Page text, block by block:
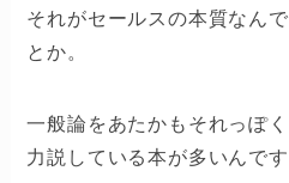
それがセールスの本質なんで
とか。
一般論をあたかもそれっぽく
力説している本が多いんです